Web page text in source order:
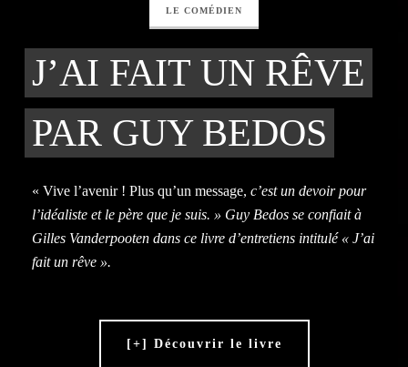
LE COMÉDIEN
J’AI FAIT UN RÊVE
PAR GUY BEDOS
« Vive l’avenir ! Plus qu’un message, c’est un devoir pour
l’idéaliste et le père que je suis. » Guy Bedos se confiait à
Gilles Vanderpooten dans ce livre d’entretiens intitulé « J’ai
fait un rêve ».
[+] Découvrir le livre